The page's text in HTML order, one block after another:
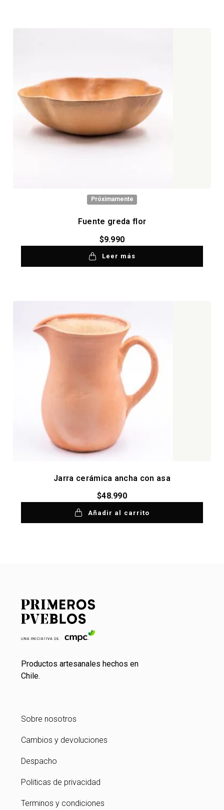
Próximamente
Fuente greda flor
$9.990
Leer más
Jarra cerámica ancha con asa
$48.990
Añadir al carrito
Productos artesanales hechos en
Chile.
Sobre nosotros
Cambios y devoluciones
Despacho
Politicas de privacidad
Terminos y condiciones